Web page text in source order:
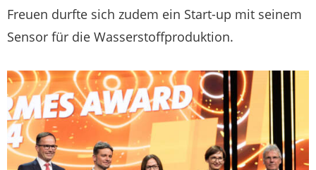
Freuen durfte sich zudem ein Start-up mit seinem
Sensor für die Wasserstoffproduktion.